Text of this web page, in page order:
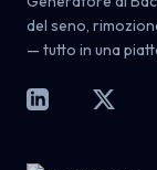
del seno,
— tutto in una
LinkedIn X